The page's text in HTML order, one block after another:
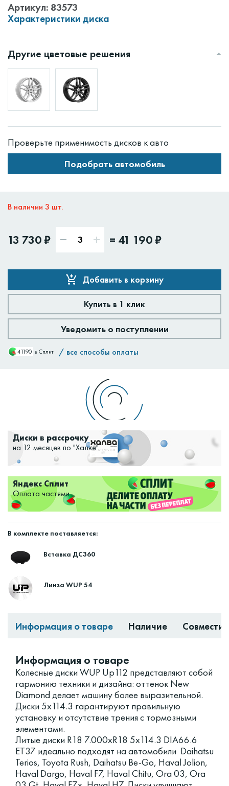
Артикул: 83573
Характеристики диска
Проверьте применимость дисков к авто
Подобрать автомобиль
В наличии 3 шт.
13 730 ₽ = 41 190 ₽
Добавить в корзину
Купить в 1 клик
Уведомить о поступлении
41190 в Сплит / все способы оплаты
Другие цветовые решения
Изменить
Диски в рассрочку
на 12 месяцев по "Халве"
Яндекс Сплит
Оплата частями
В комплекте поставляется:
Вставка ДС360
Линза WUP 54
Информация о товаре Наличие
Информация о товаре
Колесные диски WUP Up112 представляют собой
гармонию техники и дизайна: оттенок New
Diamond делает машину более выразительной.
Диски 5x114.3 гарантируют правильную
установку и отсутствие трения с тормозными
элементами.
Литые диски R18 7.000xR18 5x114.3 DIA66.6
ET37 идеально подходят на автомобили Daihatsu
Terios, Toyota Rush, Daihatsu Be-Go, Haval Jolion,
Haval Dargo, Haval F7, Haval Chitu, Ora 03, Ora